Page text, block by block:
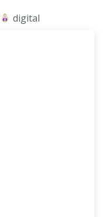
digital